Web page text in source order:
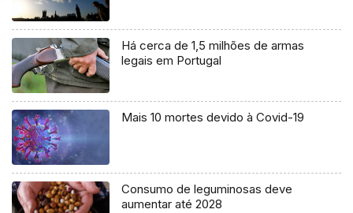
Há cerca de 1,5 milhões de armas
legais em Portugal
Mais 10 mortes devido à Covid-19
Consumo de leguminosas deve
aumentar até 2028